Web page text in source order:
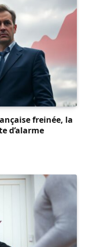
freinée, la
d’alarme